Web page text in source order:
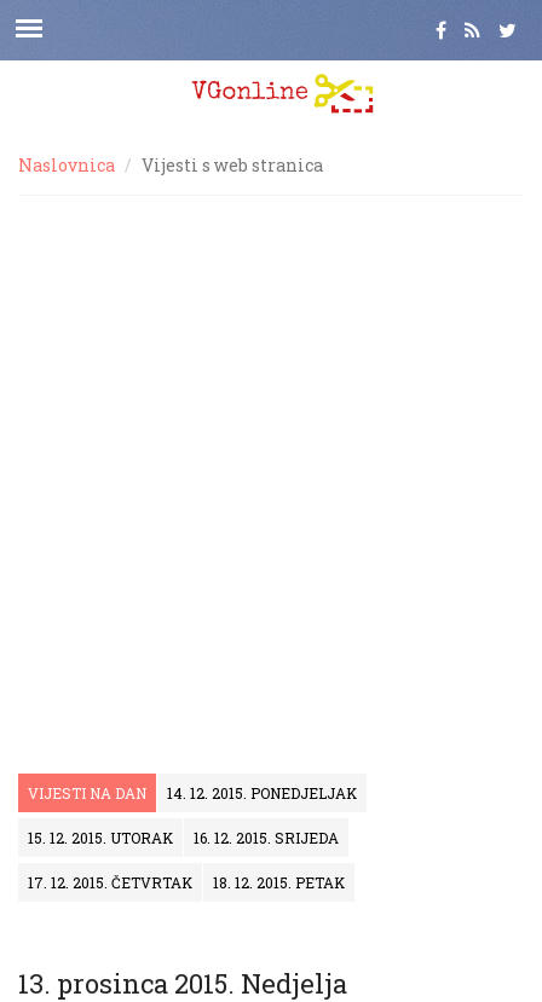
Naslovnica Vijesti s web stranica
VIJESTI NA DAN 14. 12. 2015. PONEDJELJAK
15. 12. 2015. UTORAK 16. 12. 2015. SRIJEDA
17. 12. 2015. ČETVRTAK 18. 12. 2015. PETAK
13. prosinca 2015. Nedjelja